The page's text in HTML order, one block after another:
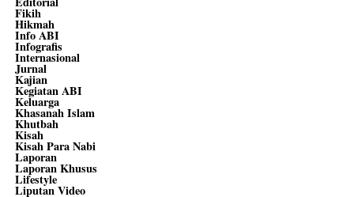
Fikih
Hikmah
Info ABI
Infografis
Internasional
Jurnal
Kajian
Kegiatan ABI
Keluarga
Khasanah Islam
Khutbah
Kisah
Kisah Para Nabi
Laporan
Laporan Khusus
Lifestyle
Liputan Video